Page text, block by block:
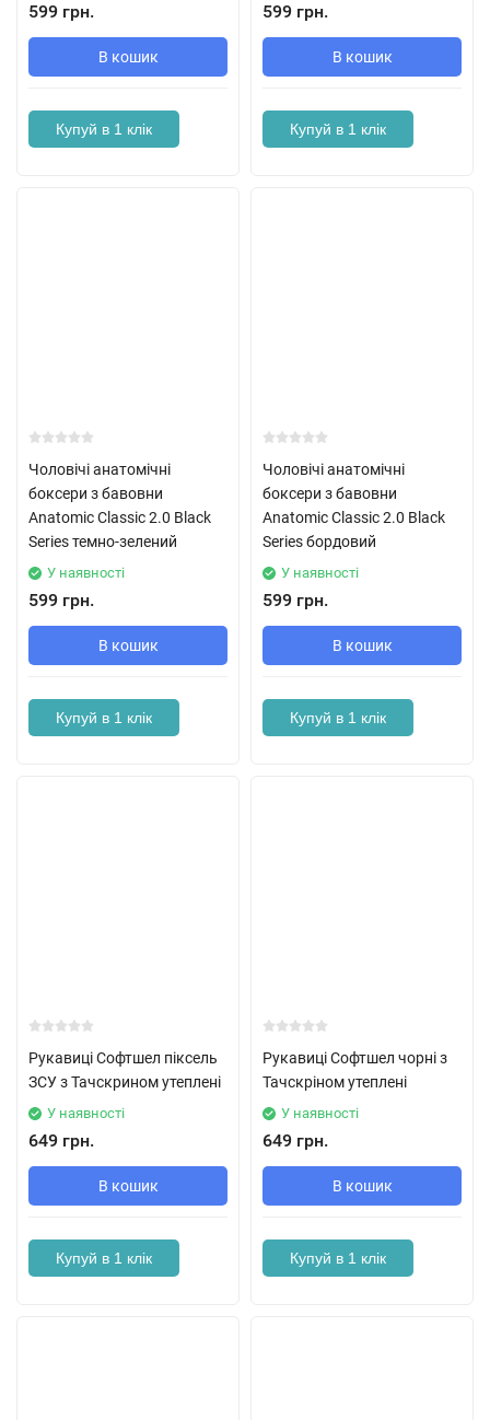
599 грн.
В кошик
Купуй в 1 клік
599 грн.
В кошик
Купуй в 1 клік
Чоловічі анатомічні
боксери з бавовни
Anatomic Classic 2.0 Black
Series темно-зелений
У наявності
599 грн.
В кошик
Купуй в 1 клік
Чоловічі анатомічні
боксери з бавовни
Anatomic Classic 2.0 Black
Series бордовий
У наявності
599 грн.
В кошик
Купуй в 1 клік
Рукавиці Софтшел піксель
ЗСУ з Тачскрином утеплені
У наявності
649 грн.
В кошик
Купуй в 1 клік
Рукавиці Софтшел чорні з
Тачскріном утеплені
У наявності
649 грн.
В кошик
Купуй в 1 клік